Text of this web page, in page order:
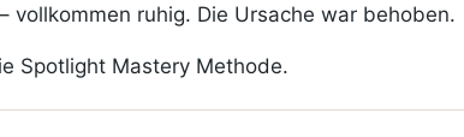
vollkommen ruhig. Die Ursache war behoben.
Spotlight Mastery Methode.